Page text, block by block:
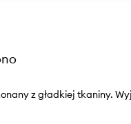
z gładkiej tkaniny.